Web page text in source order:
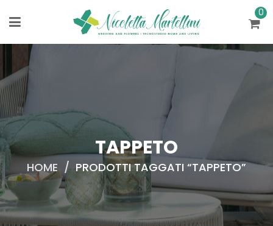
0
TAPPETO
HOME / PRODOTTI TAGGATI “TAPPETO”